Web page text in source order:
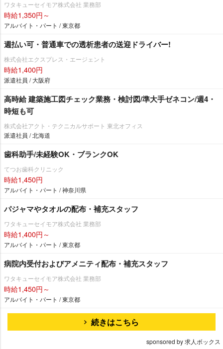
ワタキューセイモア株式会社 業務部
時給1,350円～
アルバイト・パート / 東京都
週払い可・普通車での透析患者の送迎ドライバー!
株式会社エクスプレス・エージェント
時給1,400円
派遣社員 / 大阪府
高時給 建築施工図チェック業務・検討図/準大手ゼネコン/週4・
時短も可
株式会社アクト・テクニカルサポート 東北オフィス
派遣社員 / 北海道
歯科助手/未経験OK・ブランクOK
てつお歯科クリニック
時給1,450円
アルバイト・パート / 神奈川県
パジャマやタオルの配布・補充スタッフ
ワタキューセイモア株式会社 業務部
時給1,400円～
アルバイト・パート / 東京都
病院内受付およびアメニティ配布・補充スタッフ
ワタキューセイモア株式会社 業務部
時給1,450円～
アルバイト・パート / 東京都
続きはこちら
sponsored by 求人ボックス